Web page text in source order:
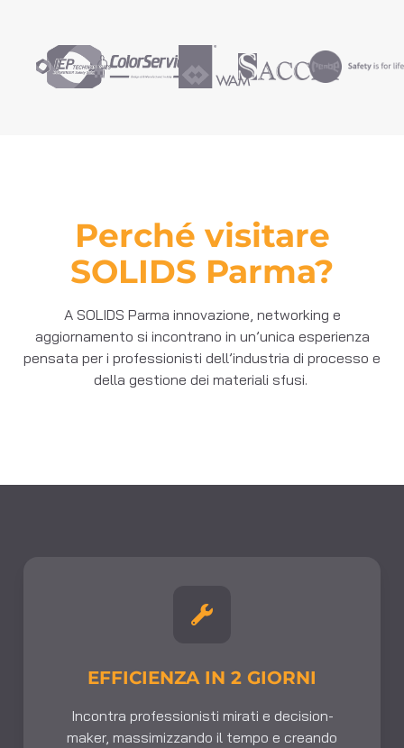
Perché visitare
SOLIDS Parma?
A SOLIDS Parma innovazione, networking e
aggiornamento si incontrano in un’unica esperienza
pensata per i professionisti dell’industria di processo e
della gestione dei materiali sfusi.
EFFICIENZA IN 2 GIORNI
Incontra professionisti mirati e decision-
maker, massimizzando il tempo e creando